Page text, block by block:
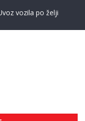
vozila po želji